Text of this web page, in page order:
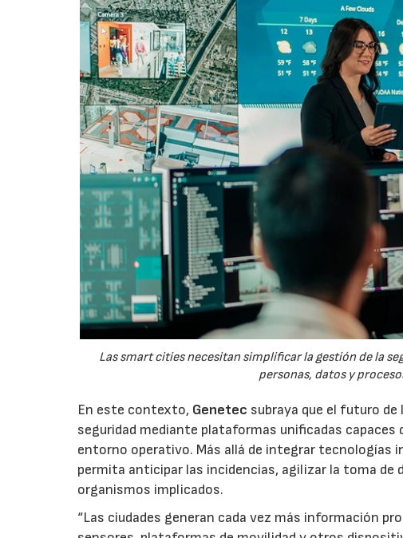
Las smart cities necesitan simplificar la gestión de la
personas, datos y
En este contexto, Genetec subraya que el futuro
seguridad mediante plataformas unificadas
entorno operativo. Más allá de integrar tecnologías
permita anticipar las incidencias, agilizar la toma
organismos implicados.
“Las ciudades generan cada vez más información